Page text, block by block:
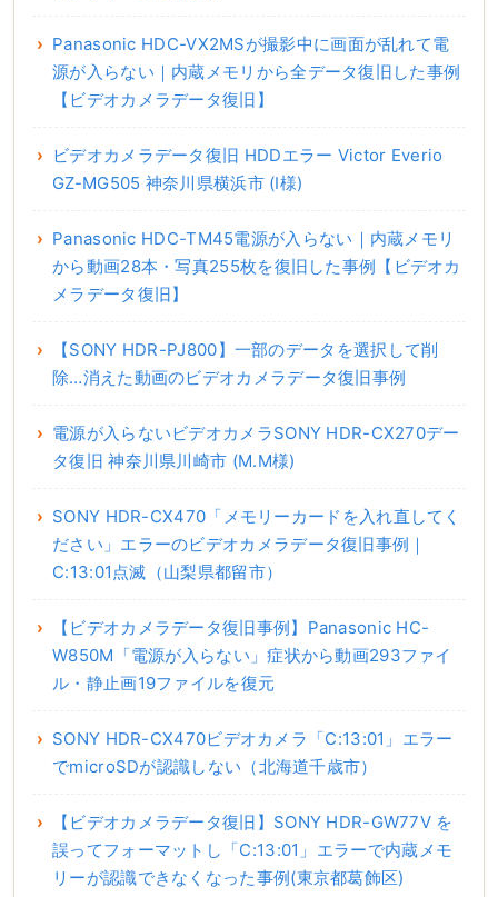
Panasonic HDC-VX2MSが撮影中に画面が乱れて電
源が入らない｜内蔵メモリから全データ復旧した事例
【ビデオカメラデータ復旧】
ビデオカメラデータ復旧 HDDエラー Victor Everio
GZ-MG505 神奈川県横浜市 (I様)
Panasonic HDC-TM45電源が入らない｜内蔵メモリ
から動画28本・写真255枚を復旧した事例【ビデオカ
メラデータ復旧】
【SONY HDR-PJ800】一部のデータを選択して削
除…消えた動画のビデオカメラデータ復旧事例
電源が入らないビデオカメラSONY HDR-CX270デー
タ復旧 神奈川県川崎市 (M.M様)
SONY HDR-CX470「メモリーカードを入れ直してく
ださい」エラーのビデオカメラデータ復旧事例｜
C:13:01点滅（山梨県都留市）
【ビデオカメラデータ復旧事例】Panasonic HC-
W850M「電源が入らない」症状から動画293ファイ
ル・静止画19ファイルを復元
SONY HDR-CX470ビデオカメラ「C:13:01」エラー
でmicroSDが認識しない（北海道千歳市）
【ビデオカメラデータ復旧】SONY HDR-GW77V を
誤ってフォーマットし「C:13:01」エラーで内蔵メモ
リーが認識できなくなった事例(東京都葛飾区)